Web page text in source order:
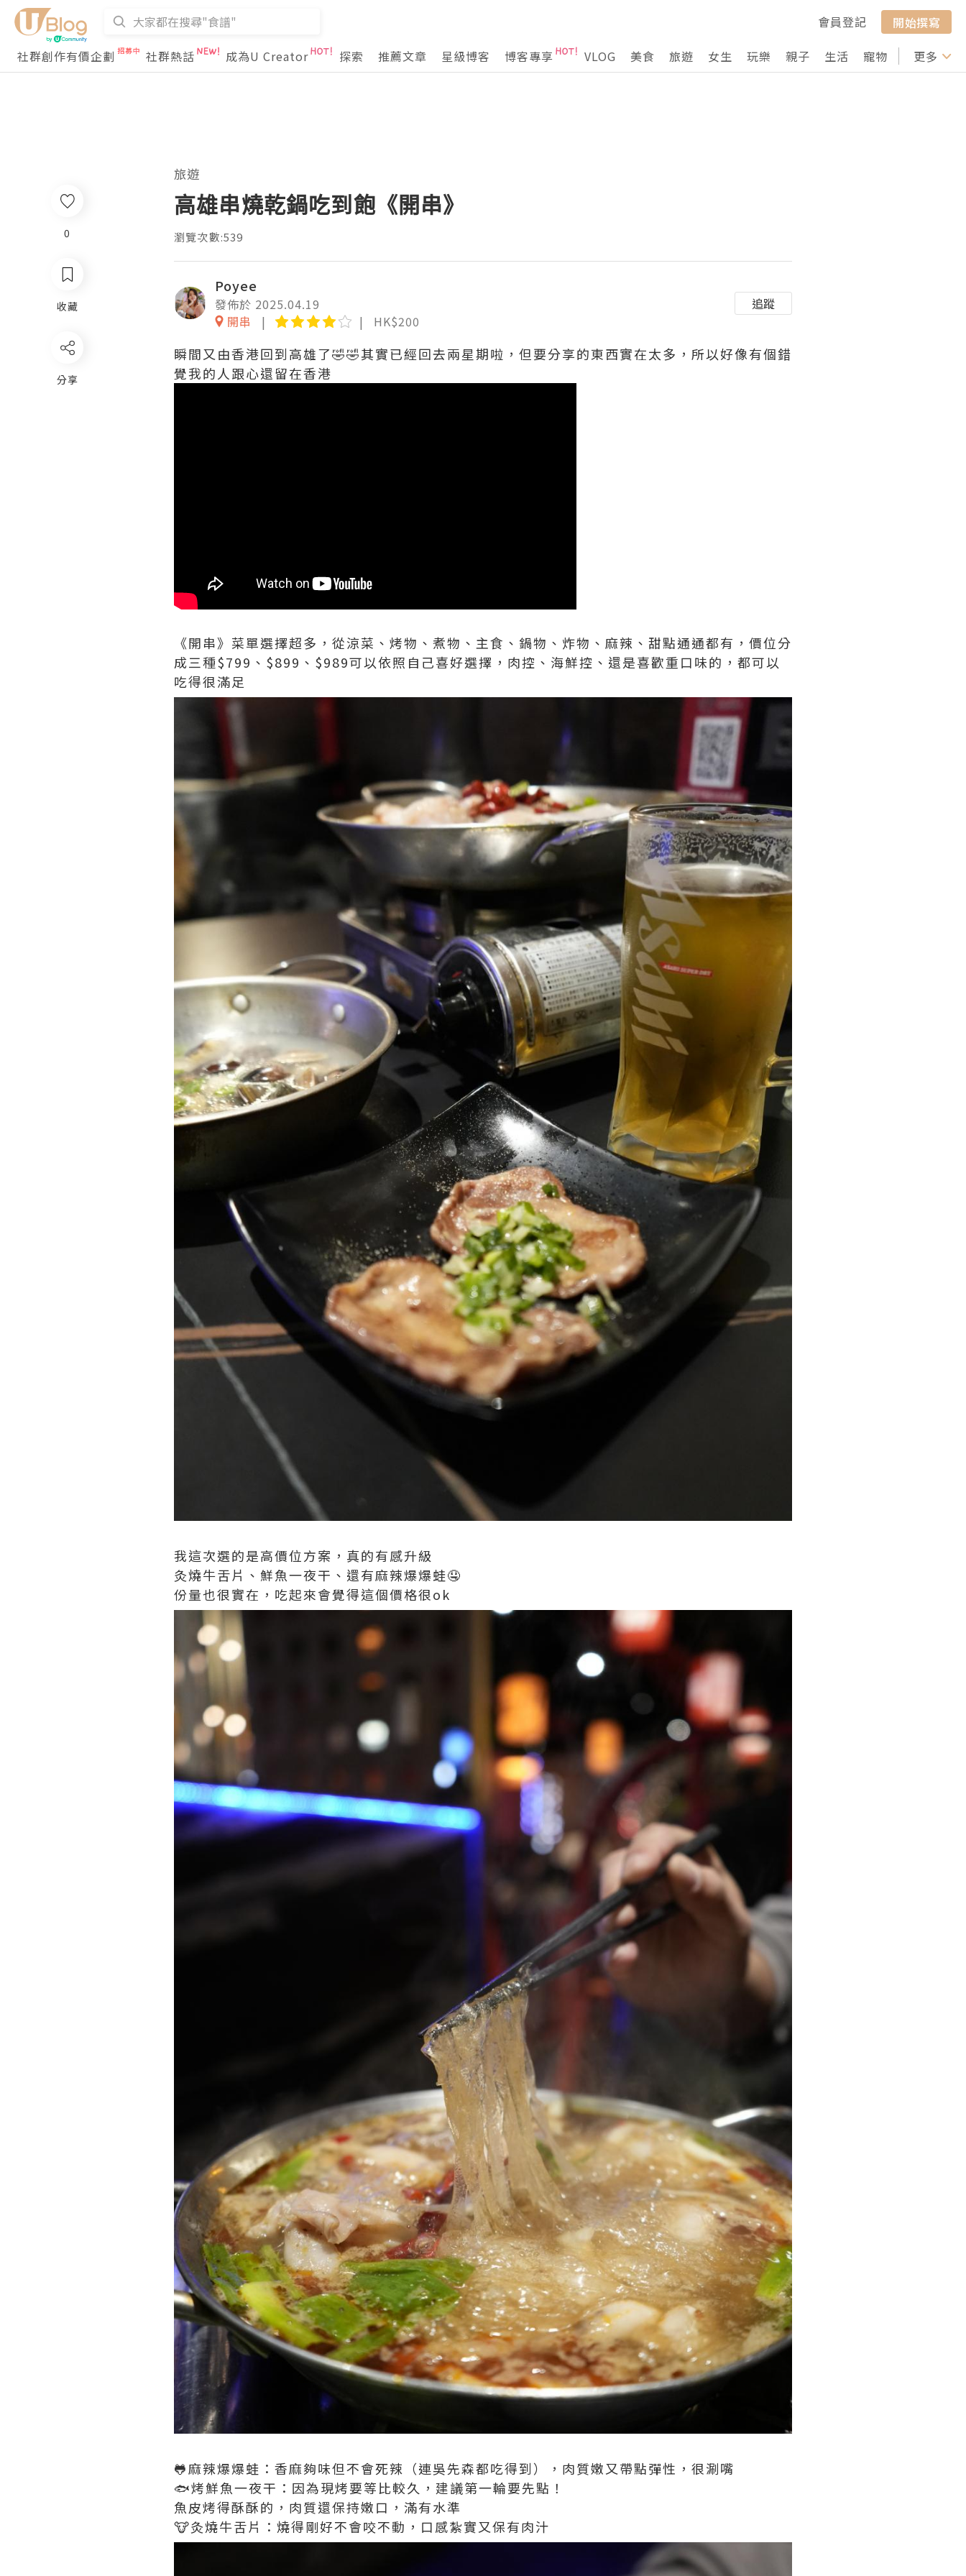
會員登記
開始撰寫
社群創作有價企劃
社群熱話 成為U Creator 探索 推薦文章 星級博客 博客專享 VLOG 美食 旅遊 女生 玩樂 親子 生活 寵物 行山 打卡
更多
0
收藏
分享
旅遊
高雄串燒乾鍋吃到飽《開串》
瀏覽次數:539
Poyee
發佈於 2025.04.19
開串
HK$200
追蹤
瞬間又由香港回到高雄了🤣🤣其實已經回去兩星期啦，但要分享的東西實在太多，所以好像有個錯
覺我的人跟心還留在香港
《開串》菜單選擇超多，從涼菜、烤物、煮物、主食、鍋物、炸物、麻辣、甜點通通都有，價位分
成三種$799、$899、$989可以依照自己喜好選擇，肉控、海鮮控、還是喜歡重口味的，都可以
吃得很滿足
我這次選的是高價位方案，真的有感升級
灸燒牛舌片、鮮魚一夜干、還有麻辣爆爆蛙🤤
份量也很實在，吃起來會覺得這個價格很ok
🐸麻辣爆爆蛙：香麻夠味但不會死辣（連吳先森都吃得到），肉質嫩又帶點彈性，很涮嘴
🐟烤鮮魚一夜干：因為現烤要等比較久，建議第一輪要先點！
魚皮烤得酥酥的，肉質還保持嫩口，滿有水準
🐮灸燒牛舌片：燒得剛好不會咬不動，口感紮實又保有肉汁